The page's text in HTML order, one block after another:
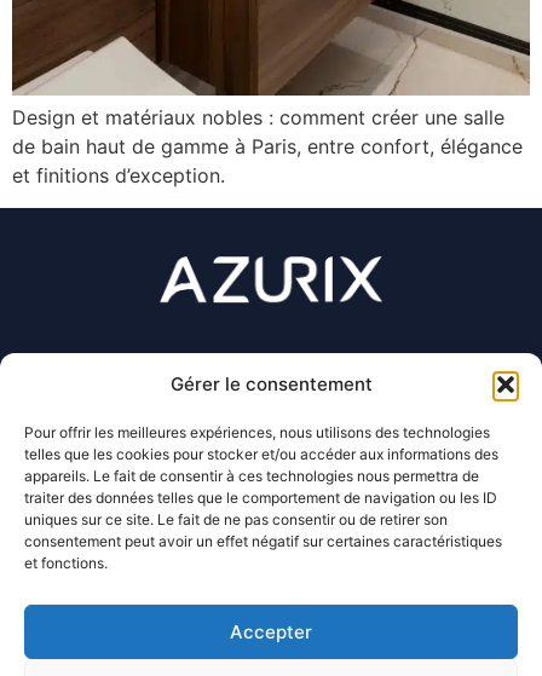
Gérer le consentement
Pour offrir les meilleures expériences, nous utilisons des technologies
telles que les cookies pour stocker et/ou accéder aux informations des
appareils. Le fait de consentir à ces technologies nous permettra de
traiter des données telles que le comportement de navigation ou les ID
uniques sur ce site. Le fait de ne pas consentir ou de retirer son
consentement peut avoir un effet négatif sur certaines caractéristiques
et fonctions.
Accepter
Design et matériaux nobles : comment créer une salle
de bain haut de gamme à Paris, entre confort, élégance
et finitions d’exception.
07 56 27 99 35
contact@azurix.fr
128 rue de la Boétie